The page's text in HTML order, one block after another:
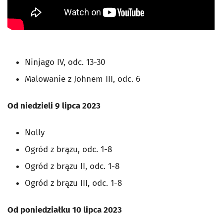
Ninjago IV, odc. 13-30
Malowanie z Johnem III, odc. 6
Od niedzieli 9 lipca 2023
Nolly
Ogród z brązu, odc. 1-8
Ogród z brązu II, odc. 1-8
Ogród z brązu III, odc. 1-8
Od poniedziałku 10 lipca 2023